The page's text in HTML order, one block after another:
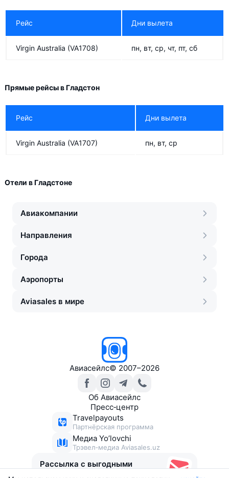
Рейс Дни вылета
Virgin Australia (VA1708) пн, вт, ср, чт, пт, сб
Прямые рейсы в Гладстон
Рейс Дни вылета
Virgin Australia (VA1707) пн, вт, ср
Отели в Гладстоне
Авиакомпании
Направления
Города
Аэропорты
Aviasales в мире
Авиасейлс© 2007–2026
Об Авиасейлс
Пресс‑центр
Travelpayouts
Партнёрская программа
Медиа Yo’lovchi
Трэвел‑медиа Aviasales.uz
Рассылка с выгодными